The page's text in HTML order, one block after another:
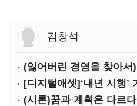
김창석
(시론)꿈과 계획은 다르다